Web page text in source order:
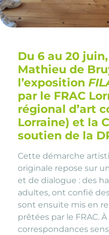
Du 6 au 20
Mathieu de
l’exposition
par le FRAC
régional d’art
Lorraine) et la
soutien de la
Cette démarche
originale repose sur
et de dialogue : des
adultes, ont confié
sont ensuite mis en
prêtées par le FRAC.
correspondances